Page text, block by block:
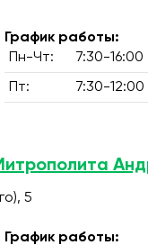
График работы:
Пн-Чт:
7:30-16:00
Пт: 7:30-12:00
5
График работы: